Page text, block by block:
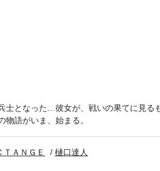
士となった…彼女が、戦いの果てに見
語がいま、始まる。
ＴＡＮＧＥ
樋口達人